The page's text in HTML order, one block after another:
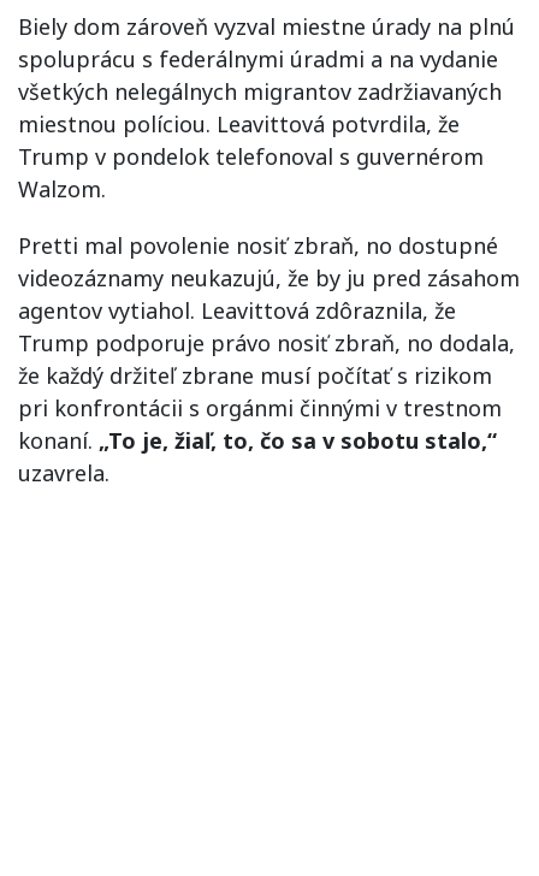
Biely dom zároveň vyzval miestne úrady na plnú
spoluprácu s federálnymi úradmi a na vydanie
všetkých nelegálnych migrantov zadržiavaných
miestnou políciou. Leavittová potvrdila, že
Trump v pondelok telefonoval s guvernérom
Walzom.
Pretti mal povolenie nosiť zbraň, no dostupné
videozáznamy neukazujú, že by ju pred zásahom
agentov vytiahol. Leavittová zdôraznila, že
Trump podporuje právo nosiť zbraň, no dodala,
že každý držiteľ zbrane musí počítať s rizikom
pri konfrontácii s orgánmi činnými v trestnom
konaní. „To je, žiaľ, to, čo sa v sobotu stalo,“
uzavrela.